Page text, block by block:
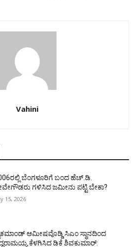
Vahini
ಬೆಂಗಳೂರಿಗೆ ಬಂದ ಹೆಚ್.ಡಿ.
ಗಳಿಸಿದ ಜಮೀನು ಪಟ್ಟಿ ಬೇಕಾ?
15, 2026
ಆಮೀಷವೊಡ್ಡಿ ಸಿಎಂ ಸ್ಥಾನದಿಂದ
ಕೆಳಗಿಸಿದ ಡಿಕೆ ಶಿವಕುಮಾರ್: